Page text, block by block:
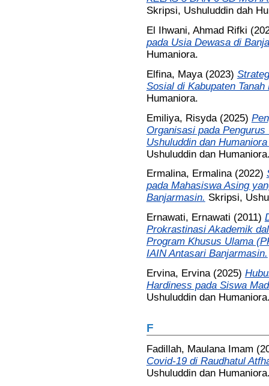
Skripsi, Ushuluddin dah
El Ihwani, Ahmad Rifki
pada Usia Dewasa di
Humaniora.
Elfina, Maya(2023)
Sosial di Kabupaten
Humaniora.
Emiliya, Risyda(2025)
Organisasi pada
Ushuluddin dan
Ushuluddin dan
Ermalina, Ermalina(2022)
pada Mahasiswa Asing
Banjarmasin. Skripsi,
Ernawati, Ernawati (2011)
Prokrastinasi Akademik
Program Khusus Ulama
IAIN Antasari Banjarmasin.
Ervina, Ervina(2025)
Hardiness pada Siswa
Ushuluddin dan
F
Fadillah, Maulana Imam
Covid-19 di Raudhatul
Ushuluddin dan